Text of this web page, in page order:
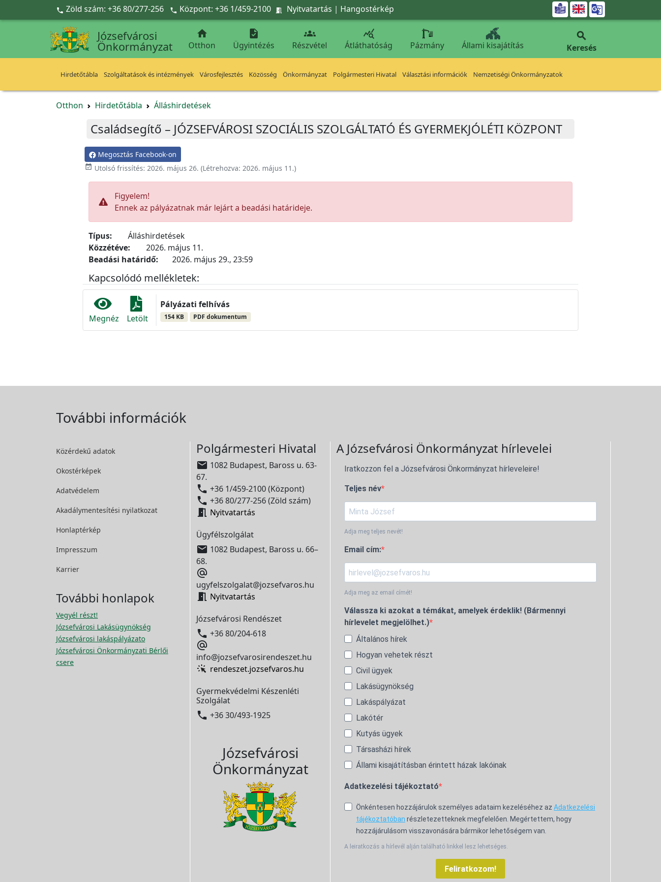
Ugrás a fő tartalomra
 Zöld szám: +36 80/277-256  Központ: +36 1/459-2100  Nyitvatartás | Hangostérkép 
Józsefvárosi
Önkormányzat

Otthon

Ügyintézés

Részvétel

Átláthatóság Pázmány Állami kisajátítás

Keresés
Hirdetőtábla Szolgáltatások és intézmények Városfejlesztés Közösség Önkormányzat Polgármesteri Hivatal Választási információk Nemzetiségi Önkormányzatok
Otthon Hirdetőtábla Álláshirdetések
Családsegítő – JÓZSEFVÁROSI SZOCIÁLIS SZOLGÁLTATÓ ÉS GYERMEKJÓLÉTI KÖZPONT
Megosztás Facebook-on
 Utolsó frissítés: 2026. május 26. (Létrehozva: 2026. május 11.)
Figyelem!
Ennek az pályázatnak már lejárt a beadási határideje.
Típus:
Álláshirdetések
Közzétéve:
2026. május 11.
Beadási határidő:
2026. május 29., 23:59
Kapcsolódó mellékletek:
Megnéz Letölt
Pályázati felhívás
154 KB PDF dokumentum
További információk
Közérdekű adatok
Okostérképek
Adatvédelem
Akadálymentesítési nyilatkozat
Honlaptérkép
Impresszum
Karrier
További honlapok
Vegyél részt!
Józsefvárosi Lakásügynökség
Józsefvárosi lakáspályázato
Józsefvárosi Önkormányzati Bérlői
csere
Polgármesteri Hivatal
 1082 Budapest, Baross u. 63-
67.
 +36 1/459-2100 (Központ)
 +36 80/277-256 (Zöld szám)
 Nyitvatartás
Ügyfélszolgálat
 1082 Budapest, Baross u. 66–
68.

ugyfelszolgalat@jozsefvaros.hu
 Nyitvatartás
Józsefvárosi Rendészet
 +36 80/204-618

info@jozsefvarosirendeszet.hu
rendeszet.jozsefvaros.hu
Gyermekvédelmi Készenléti
Szolgálat
 +36 30/493-1925
Józsefvárosi
Önkormányzat
A Józsefvárosi Önkormányzat hírlevelei
Iratkozzon fel a Józsefvárosi Önkormányzat hírleveleire!
Teljes név
Adja meg teljes nevét!
Email cím:
Adja meg az email címét!
Válassza ki azokat a témákat, amelyek érdeklik! (Bármennyi
hírlevelet megjelölhet.)
Általános hírek
Hogyan vehetek részt
Civil ügyek
Lakásügynökség
Lakáspályázat
Lakótér
Kutyás ügyek
Társasházi hírek
Állami kisajátításban érintett házak lakóinak
Adatkezelési tájékoztató
Önkéntesen hozzájárulok személyes adataim kezeléséhez az Adatkezelési
tájékoztatóban részletezetteknek megfelelően. Megértettem, hogy
hozzájárulásom visszavonására bármikor lehetőségem van.
A leiratkozás a hírlevél alján található linkkel lesz lehetséges.
Feliratkozom!